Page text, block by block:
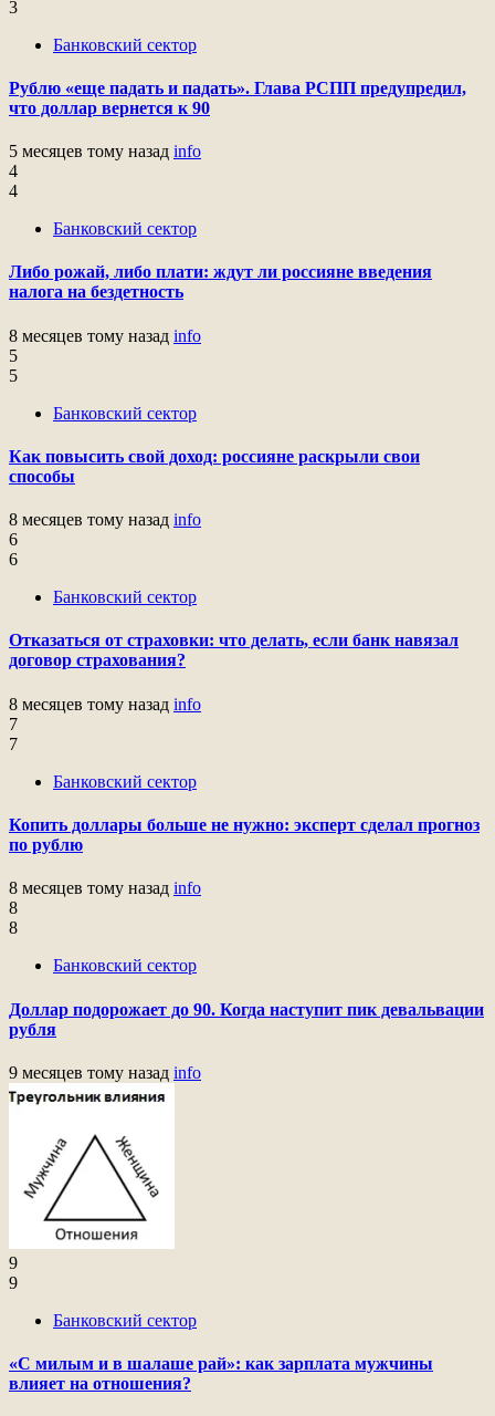
3
Банковский сектор
Рублю «еще падать и падать». Глава РСПП предупредил,
что доллар вернется к 90
5 месяцев тому назад info
4
4
Банковский сектор
Либо рожай, либо плати: ждут ли россияне введения
налога на бездетность
8 месяцев тому назад info
5
5
Банковский сектор
Как повысить свой доход: россияне раскрыли свои
способы
8 месяцев тому назад info
6
6
Банковский сектор
Отказаться от страховки: что делать, если банк навязал
договор страхования?
8 месяцев тому назад info
7
7
Банковский сектор
Копить доллары больше не нужно: эксперт сделал прогноз
по рублю
8 месяцев тому назад info
8
8
Банковский сектор
Доллар подорожает до 90. Когда наступит пик девальвации
рубля
9 месяцев тому назад info
9
9
Банковский сектор
«С милым и в шалаше рай»: как зарплата мужчины
влияет на отношения?